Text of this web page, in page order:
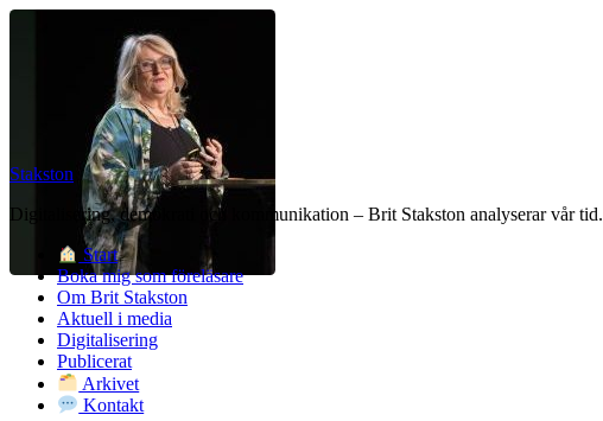
Stakston
Digitalisering, demokrati och kommunikation – Brit Stakston analyserar vår tid.
Start
Boka mig som föreläsare
Om Brit Stakston
Aktuell i media
Digitalisering
Publicerat
Arkivet
Kontakt